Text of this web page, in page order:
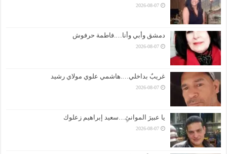
2026-08-07
دمشق وأبي وأنا….فاطمة حرفوش
2026-08-07
غريبٌ بداخلي….هاشمي علوي مولاي رشيد
2026-08-07
يا عبيرَ الموانئِ…سعيد إبراهيم زعلوك
2026-08-07